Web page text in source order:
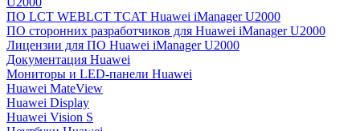
ПО LCT WEBLCT TCAT Huawei iManager U2000
ПО сторонних разработчиков для Huawei iManager U2000
Лицензии для ПО Huawei iManager U2000
Документация Huawei
Мониторы и LED-панели Huawei
Huawei MateView
Huawei Display
Huawei Vision S